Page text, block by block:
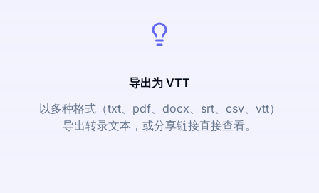
导出为 VTT
以多种格式（txt、pdf、docx、srt、csv、vtt）
导出转录文本，或分享链接直接查看。